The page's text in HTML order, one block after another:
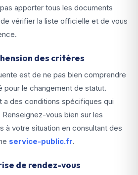
apporter tous les documents
vérifier la liste officielle et de vous
des critères
est de ne pas bien comprendre
pour le changement de statut.
a des conditions spécifiques qui
vous bien sur les
à votre situation en consultant des
service-public.fr.
de rendez-vous